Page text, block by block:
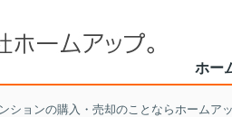
ホー
ションの購入・売却のことならホームア